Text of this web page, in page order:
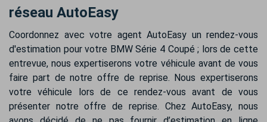
réseau AutoEasy
Coordonnez avec votre agent AutoEasy un rendez-vous
d'estimation pour votre BMW Série 4 Coupé ; lors de cette
entrevue, nous expertiserons votre véhicule avant de vous
faire part de notre offre de reprise. Nous expertiserons
votre véhicule lors de ce rendez-vous avant de vous
présenter notre offre de reprise. Chez AutoEasy, nous